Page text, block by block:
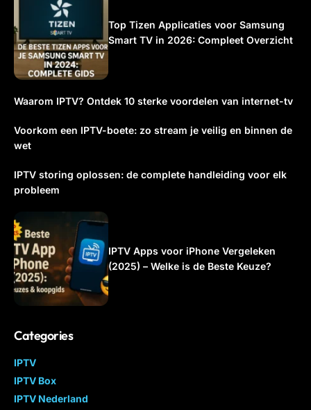
Top Tizen Applicaties voor Samsung
Smart TV in 2026: Compleet Overzicht
Waarom IPTV? Ontdek 10 sterke voordelen van internet-tv
Voorkom een IPTV-boete: zo stream je veilig en binnen de
wet
IPTV storing oplossen: de complete handleiding voor elk
probleem
IPTV Apps voor iPhone Vergeleken
(2025) – Welke is de Beste Keuze?
Categories
IPTV
IPTV Box
IPTV Nederland